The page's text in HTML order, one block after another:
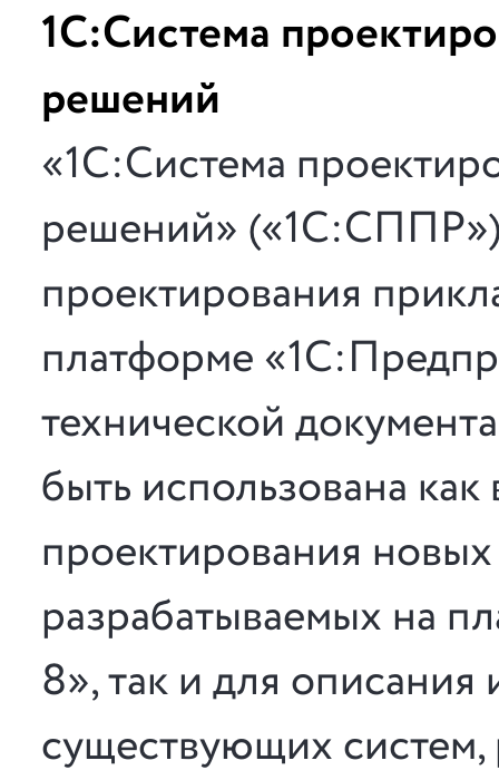
1С:Система
решений
«1С:Система
решений» («1С:СППР»)
проектирования
платформе
технической
быть использована
проектирования
разрабатываемых на
8», так и для
существующих